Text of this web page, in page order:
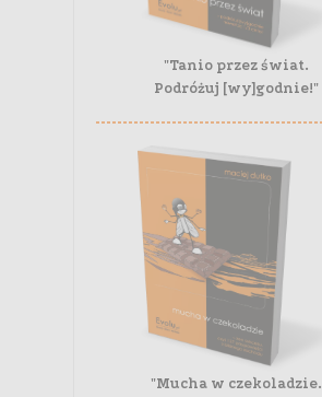
"Tanio przez świat.
Podróżuj [wy]godnie!"
"Mucha w czekoladzie.